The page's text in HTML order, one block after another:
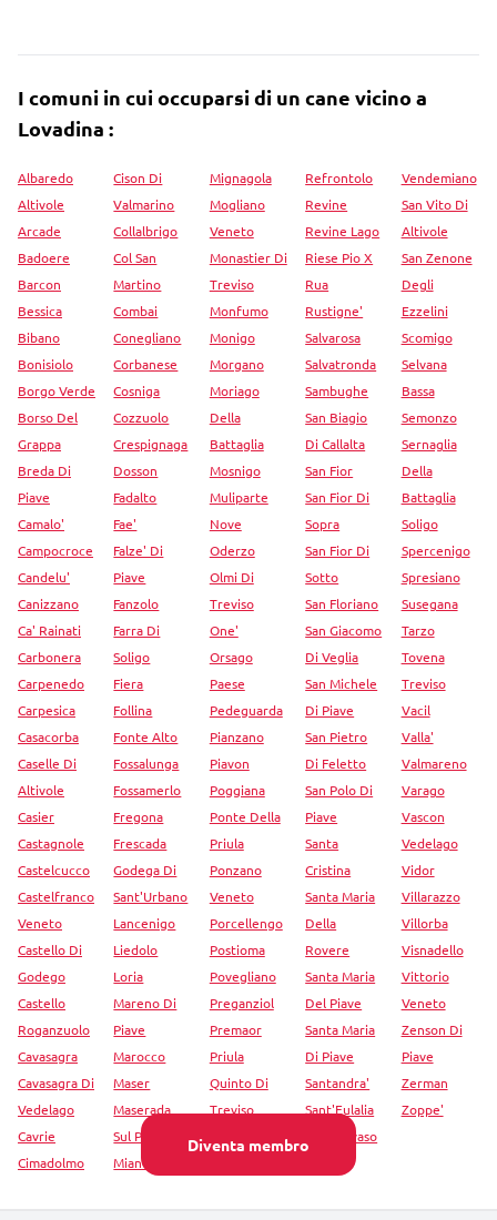
Diventa membro
I comuni in cui occuparsi di un cane vicino a
Lovadina :
Albaredo
Altivole
Arcade
Badoere
Barcon
Bessica
Bibano
Bonisiolo
Borgo Verde
Borso Del
Grappa
Breda Di
Piave
Camalo'
Campocroce
Candelu'
Canizzano
Ca' Rainati
Carbonera
Carpenedo
Carpesica
Casacorba
Caselle Di
Altivole
Casier
Castagnole
Castelcucco
Castelfranco
Veneto
Castello Di
Godego
Castello
Roganzuolo
Cavasagra
Cavasagra Di
Vedelago
Cavrie
Cimadolmo
Cison Di
Valmarino
Collalbrigo
Col San
Martino
Combai
Conegliano
Corbanese
Cosniga
Cozzuolo
Crespignaga
Dosson
Fadalto
Fae'
Falze' Di
Piave
Fanzolo
Farra Di
Soligo
Fiera
Follina
Fonte Alto
Fossalunga
Fossamerlo
Fregona
Frescada
Godega Di
Sant'Urbano
Lancenigo
Liedolo
Loria
Mareno Di
Piave
Marocco
Maser
Maserada
Sul Piave
Miane
Mignagola
Mogliano
Veneto
Monastier Di
Treviso
Monfumo
Monigo
Morgano
Moriago
Della
Battaglia
Mosnigo
Muliparte
Nove
Oderzo
Olmi Di
Treviso
One'
Orsago
Paese
Pedeguarda
Pianzano
Piavon
Poggiana
Ponte Della
Priula
Ponzano
Veneto
Porcellengo
Postioma
Povegliano
Preganziol
Premaor
Priula
Quinto Di
Treviso
Refrontolo
Revine
Revine Lago
Riese Pio X
Rua
Rustigne'
Salvarosa
Salvatronda
Sambughe
San Biagio
Di Callalta
San Fior
San Fior Di
Sopra
San Fior Di
Sotto
San Floriano
San Giacomo
Di Veglia
San Michele
Di Piave
San Pietro
Di Feletto
San Polo Di
Piave
Santa
Cristina
Santa Maria
Della
Rovere
Santa Maria
Del Piave
Santa Maria
Di Piave
Santandra'
Sant'Eulalia
San Trovaso
Vendemiano
San Vito Di
Altivole
San Zenone
Degli
Ezzelini
Scomigo
Selvana
Bassa
Semonzo
Sernaglia
Della
Battaglia
Soligo
Spercenigo
Spresiano
Susegana
Tarzo
Tovena
Treviso
Vacil
Valla'
Valmareno
Varago
Vascon
Vedelago
Vidor
Villarazzo
Villorba
Visnadello
Vittorio
Veneto
Zenson Di
Piave
Zerman
Zoppe'